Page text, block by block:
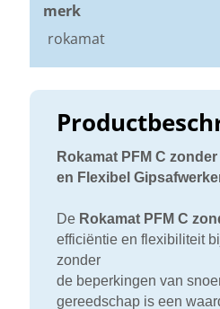
Rokamat PFM C
en Flexibel
De Rokamat PFM C
efficiëntie en flexibiliteit
zonder
de beperkingen van
gereedschap is een
merk
rokamat